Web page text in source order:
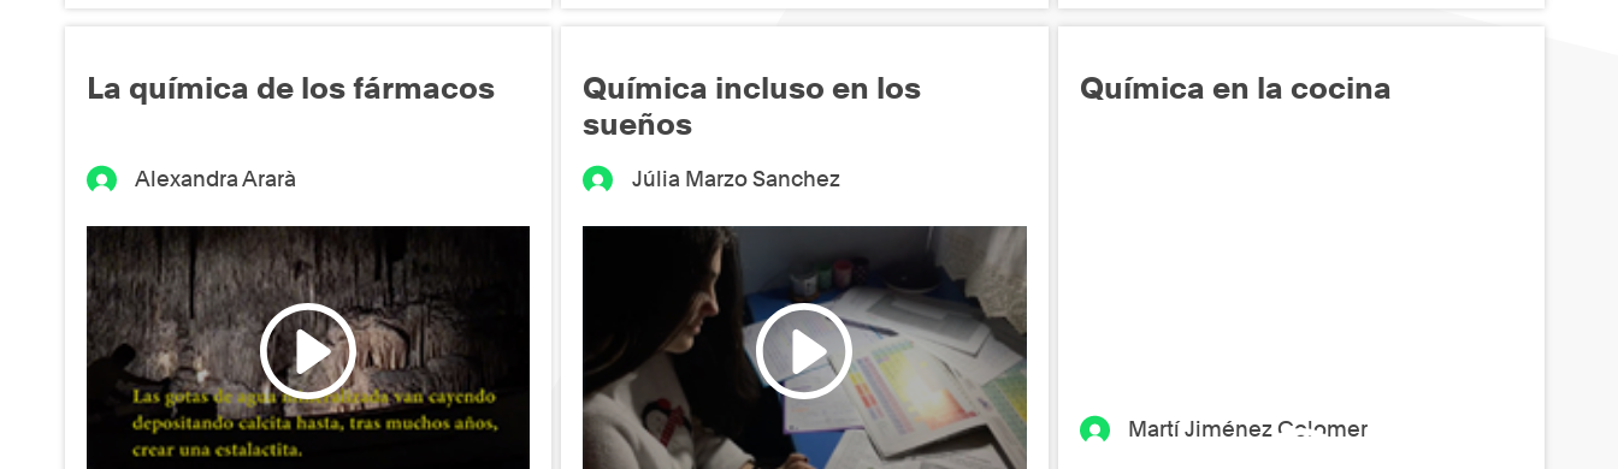
La química de los fármacos
Alexandra Ararà
Química incluso en los
sueños
Júlia Marzo Sanchez
Química en la cocina
Martí Jiménez Colomer